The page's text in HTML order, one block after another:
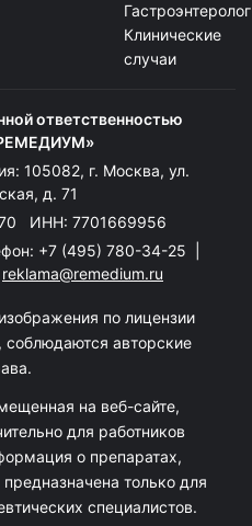
Клинические
случаи
ответственностью
105082, г. Москва, ул.
д. 71
ИНН: 7701669956
+7 (495) 780-34-25
reklama@remedium.ru
по лицензии
соблюдаются авторские
на веб-сайте,
для работников
о препаратах,
только для
специалистов.